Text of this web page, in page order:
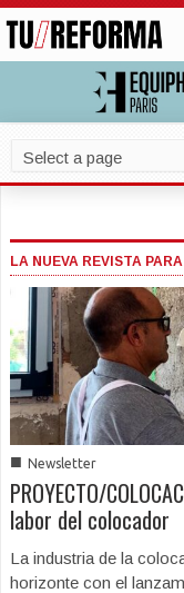
LA NUEVA REVISTA
■ Newsletter
PROYECTO/
labor del colocador
La industria de la
horizonte con el